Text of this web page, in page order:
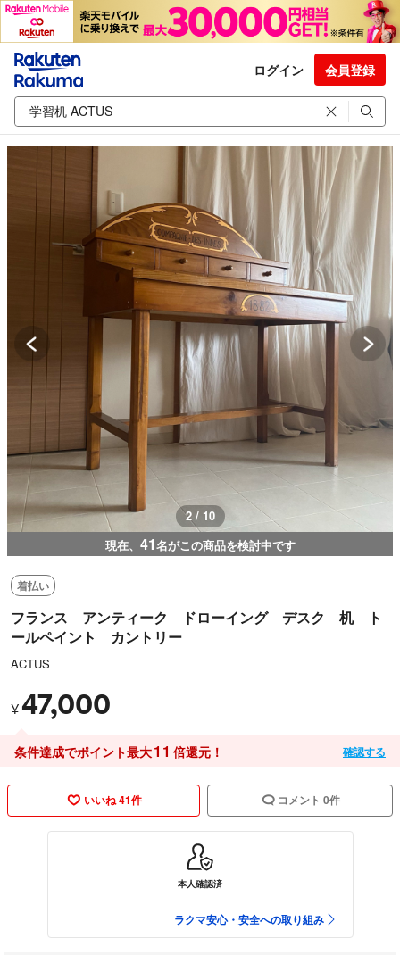
ログイン 会員登録
3 / 10
現在、 41名がこの商品を検討中です
着払い
フランス アンティーク ドローイング デスク 机 ト
ールペイント カントリー
ACTUS
¥47,000
条件達成でポイント最大11 倍還元！ 確認する
いいね 41件 コメント 0件
本人確認済
ラクマ安心・安全への取り組み